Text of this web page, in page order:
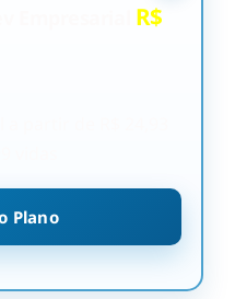
R$
Plano